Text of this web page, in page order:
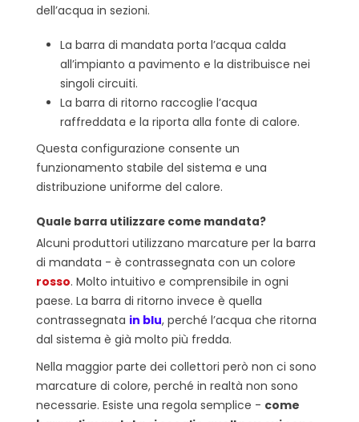
dell’acqua in sezioni.
La barra di mandata porta l’acqua calda
all’impianto a pavimento e la distribuisce nei
singoli circuiti.
La barra di ritorno raccoglie l’acqua
raffreddata e la riporta alla fonte di calore.
Questa configurazione consente un
funzionamento stabile del sistema e una
distribuzione uniforme del calore.
Quale barra utilizzare come mandata?
Alcuni produttori utilizzano marcature per la barra
di mandata - è contrassegnata con un colore
rosso. Molto intuitivo e comprensibile in ogni
paese. La barra di ritorno invece è quella
contrassegnata in blu, perché l’acqua che ritorna
dal sistema è già molto più fredda.
Nella maggior parte dei collettori però non ci sono
marcature di colore, perché in realtà non sono
necessarie. Esiste una regola semplice - come